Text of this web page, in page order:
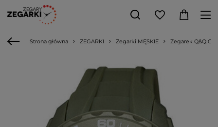
Strona główna ZEGARKI Zegarki MĘSKIE Zegarek Q&Q